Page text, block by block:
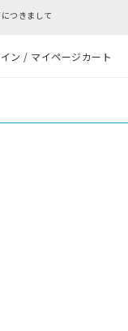
きまして
ン / マイページカート